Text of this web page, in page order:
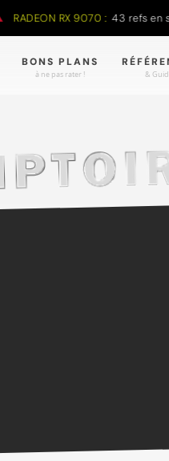
RX 9070 : 43 refs en stock
BONS PLANS
à ne pas rater ! &